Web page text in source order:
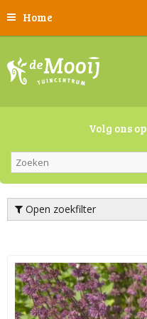
Home
Volg ons op
Open zoekfilter